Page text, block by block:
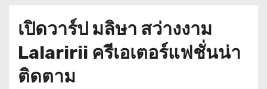
เปิดวาร์ป มลิษา สว่างงาม
Lalaririi ครีเอเตอร์แฟชั่นน่า
ติดตาม